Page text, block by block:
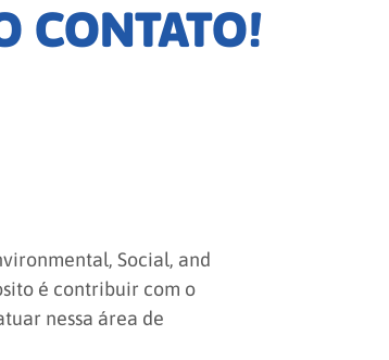
CONTATO!
Social, and
é contribuir com o
nessa área de